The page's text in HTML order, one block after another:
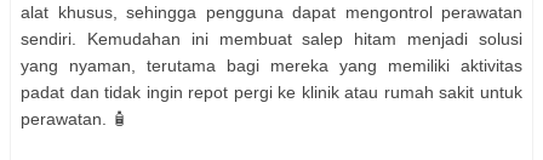
alat khusus, sehingga pengguna dapat mengontrol perawatan
sendiri. Kemudahan ini membuat salep hitam menjadi solusi
yang nyaman, terutama bagi mereka yang memiliki aktivitas
padat dan tidak ingin repot pergi ke klinik atau rumah sakit untuk
perawatan. 🧴